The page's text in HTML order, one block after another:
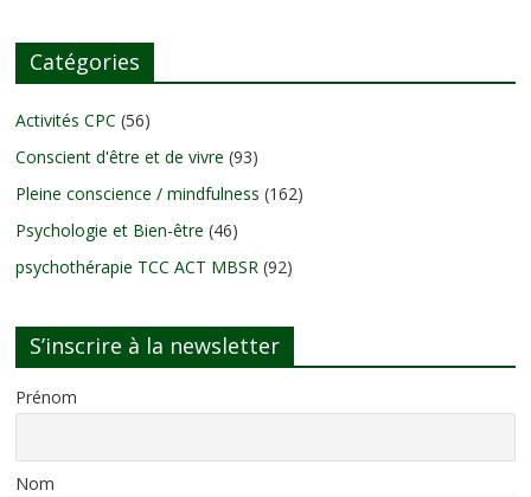
Catégories
Activités CPC (56)
Conscient d'être et de vivre (93)
Pleine conscience / mindfulness (162)
Psychologie et Bien-être (46)
psychothérapie TCC ACT MBSR (92)
S’inscrire à la newsletter
Prénom
Nom